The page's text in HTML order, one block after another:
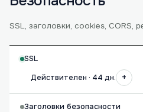
SSL, заголовки, cookies, CORS,
SSL
Действителен · 44 дн.
+
Заголовки безопасности